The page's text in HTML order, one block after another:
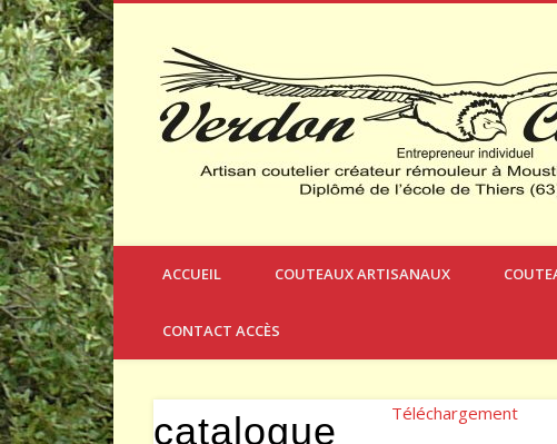
Créateur et Fabricant de Couteaux à Thèmes
ACCUEIL COUTEAUX ARTISANAUX
CONTACT ACCÈS
catalogue
Téléchargement